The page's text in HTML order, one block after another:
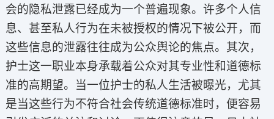
会的隐私泄露已经成为一个普遍现象。许多个人信
息、甚至私人行为在未被授权的情况下被公开，而
这些信息的泄露往往成为公众舆论的焦点。其次，
护士这一职业本身承载着公众对其专业性和道德标
准的高期望。当一位护士的私人生活被曝光，尤其
是当这些行为不符合社会传统道德标准时，便容易